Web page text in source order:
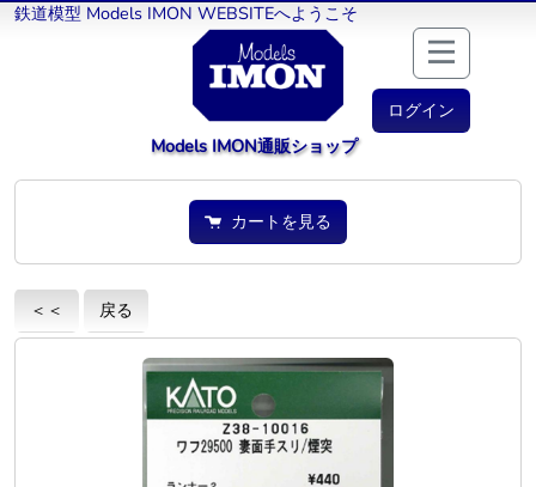
鉄道模型 Models IMON WEBSITEへようこそ
ログイン
Models IMON通販ショップ
カートを見る
＜＜ 戻る